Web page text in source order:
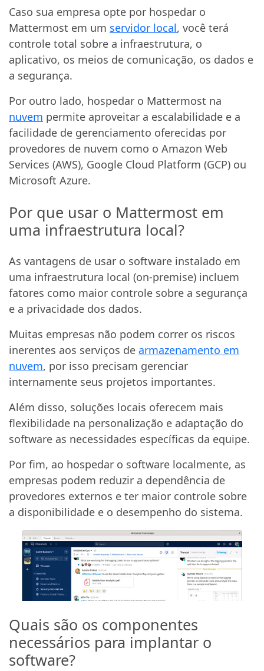
Caso sua empresa opte por hospedar o
Mattermost em um servidor local, você terá
controle total sobre a infraestrutura, o
aplicativo, os meios de comunicação, os dados e
a segurança.
Por outro lado, hospedar o Mattermost na
nuvem permite aproveitar a escalabilidade e a
facilidade de gerenciamento oferecidas por
provedores de nuvem como o Amazon Web
Services (AWS), Google Cloud Platform (GCP) ou
Microsoft Azure.
Por que usar o Mattermost em
uma infraestrutura local?
As vantagens de usar o software instalado em
uma infraestrutura local (on-premise) incluem
fatores como maior controle sobre a segurança
e a privacidade dos dados.
Muitas empresas não podem correr os riscos
inerentes aos serviços de armazenamento em
nuvem, por isso precisam gerenciar
internamente seus projetos importantes.
Além disso, soluções locais oferecem mais
flexibilidade na personalização e adaptação do
software as necessidades específicas da equipe.
Por fim, ao hospedar o software localmente, as
empresas podem reduzir a dependência de
provedores externos e ter maior controle sobre
a disponibilidade e o desempenho do sistema.
Quais são os componentes
necessários para implantar o
software?